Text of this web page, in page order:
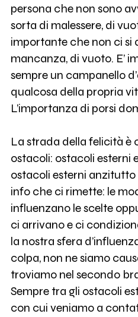
persona che non sono
sorta di malessere, di
importante che non ci si
mancanza, di vuoto. E’
sempre un campanello
qualcosa della propria
L’importanza di porsi
La strada della felicità
ostacoli: ostacoli esterni
ostacoli esterni anzitutto
info che ci rimette: le
influenzano le scelte
ci arrivano e ci
la nostra sfera
colpa, non ne siamo
troviamo nel secondo
Sempre tra gli ostacoli
con cui veniamo a